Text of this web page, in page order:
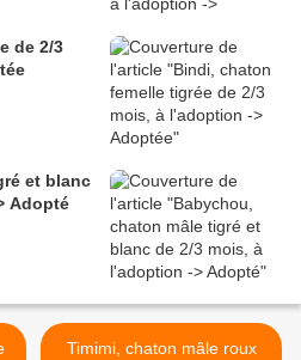
de 2/3
et blanc
Adopté
Timimi, chaton mâle roux